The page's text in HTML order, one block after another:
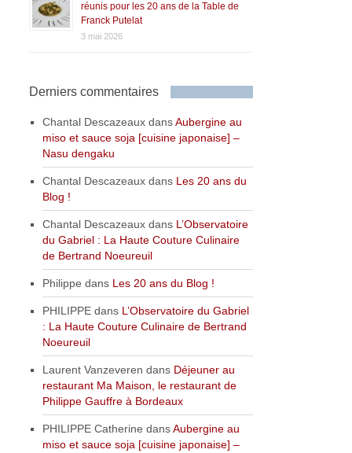
réunis pour les 20 ans de la Table de
Franck Putelat
3 mai 2026
Derniers commentaires
Chantal Descazeaux dansAubergine au
miso et sauce soja [cuisine japonaise] –
Nasu dengaku
Chantal Descazeaux dans Les 20 ans du
Blog !
Chantal Descazeaux dans L’Observatoire
du Gabriel : La Haute Couture Culinaire
de Bertrand Noeureuil
Philippe dans Les 20 ans du Blog !
PHILIPPE dans L’Observatoire du Gabriel
: La Haute Couture Culinaire de Bertrand
Noeureuil
Laurent Vanzeveren dans Déjeuner au
restaurant Ma Maison, le restaurant de
Philippe Gauffre à Bordeaux
PHILIPPE Catherine dansAubergine au
miso et sauce soja [cuisine japonaise] –